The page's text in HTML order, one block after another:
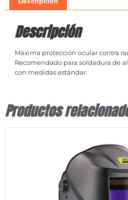
Descripción
Máxima protección ocular contra
Recomendado para soldadura de
con medidas estándar.
Productos